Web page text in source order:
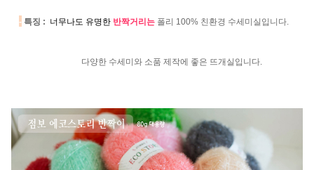
- 특징 : 너무나도 유명한 반짝거리는 폴리 100% 친환경 수세미실입니다.
다양한 수세미와 소품 제작에 좋은 뜨개실입니다.